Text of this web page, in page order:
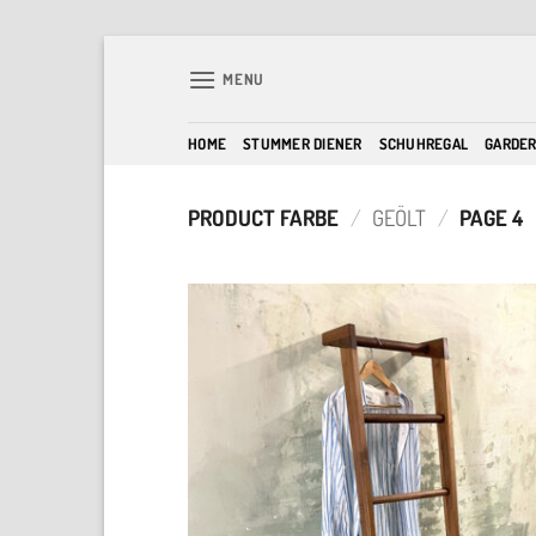
MENU
HOME STUMMER DIENER SCHUHREGAL
PRODUCT FARBE / GEÖLT / PAGE 4